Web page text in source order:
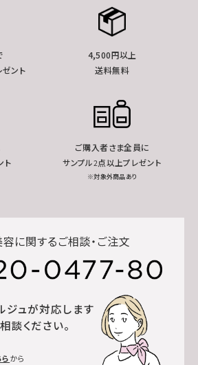
ント
4,500円以上
送料無料
ト
ご購入者さま全員に
サンプル2点以上プレゼント
※対象外商品あり
に関するご相談・ご注文
ジュが対応します
談ください。
ら から